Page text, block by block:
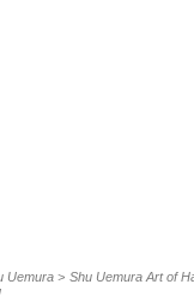
Uemura > Shu Uemura Art of